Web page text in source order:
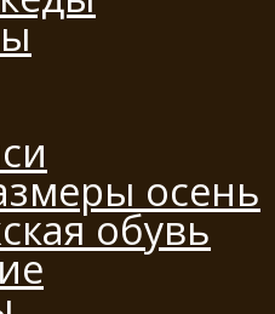
осень
обувь